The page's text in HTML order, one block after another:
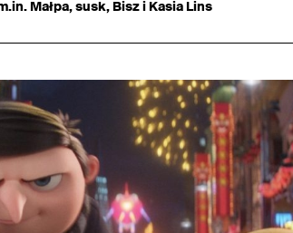
Małpa, susk, Bisz i Kasia Lins